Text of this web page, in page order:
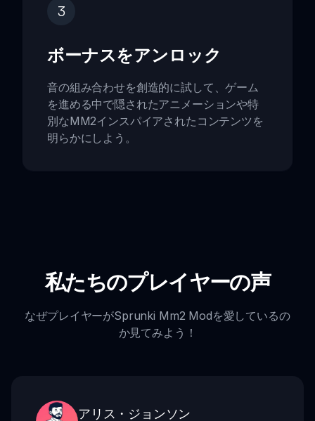
3
ボーナスをアンロック
音の組み合わせを創造的に試して、ゲーム
を進める中で隠されたアニメーションや特
別なMM2インスパイアされたコンテンツを
明らかにしよう。
私たちのプレイヤーの声
なぜプレイヤーがSprunki Mm2 Modを愛しているの
か見てみよう！
アリス・ジョンソン